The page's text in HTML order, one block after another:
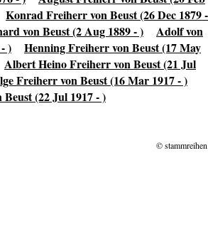
Konrad Freiherr von Beust (26 Dec 1879 -
von Beust (2 Aug 1889 - )
Adolf von
)
Henning Freiherr von Beust (17 May
Albert Heino Freiherr von Beust (21 Jul
Freiherr von Beust (16 Mar 1917 - )
(22 Jul 1917 - )
©